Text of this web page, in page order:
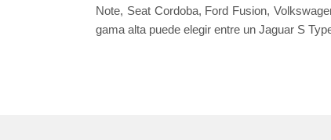
Note, Seat Cordoba, Ford Fusion,
gama alta puede elegir entre un Jaguar S